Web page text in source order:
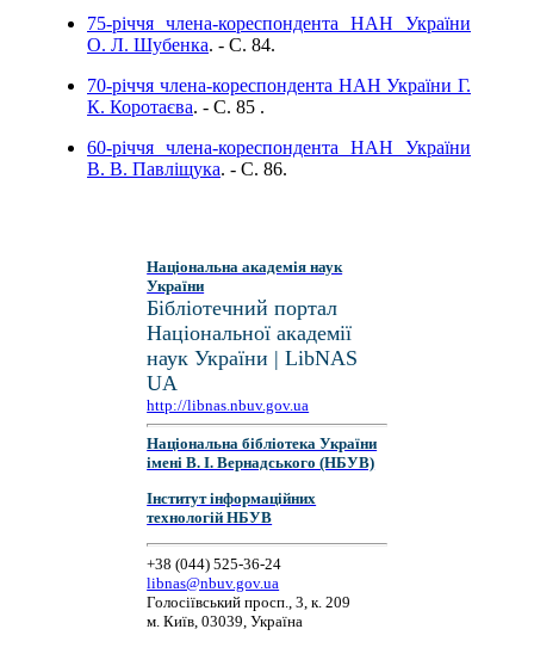
75-річчя члена-кореспондента НАН України
О. Л. Шубенка. - C. 84.
70-річчя члена-кореспондента НАН України Г.
К. Коротаєва. - C. 85 .
60-річчя члена-кореспондента НАН України
В. В. Павліщука. - C. 86.
Національна академія наук
України
Бібліотечний портал
Національної академії
наук України | LibNAS
UA
http://libnas.nbuv.gov.ua
Національна бібліотека України
імені В. І. Вернадського (НБУВ)
Інститут інформаційних
технологій НБУВ
+38 (044) 525-36-24
libnas@nbuv.gov.ua
Голосіївський просп., 3, к. 209
м. Київ, 03039, Україна